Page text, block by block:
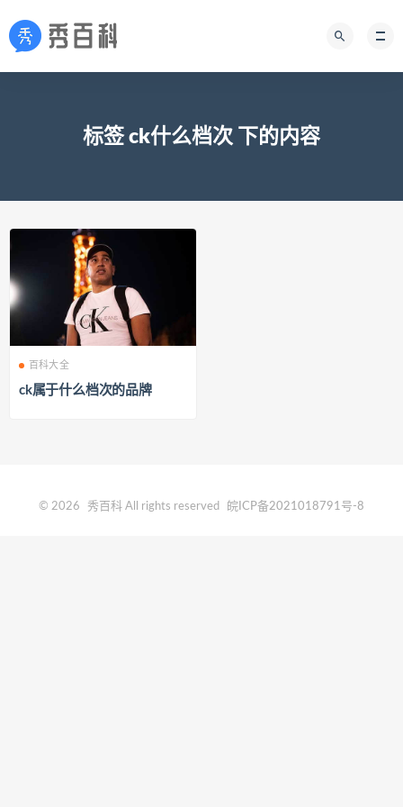
标签 ck什么档次 下的内容
百科大全
ck属于什么档次的品牌
© 2026 秀百科 All rights reserved 皖ICP备2021018791号-8